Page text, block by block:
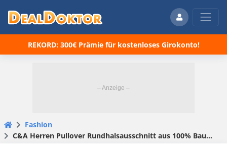
REKORD: 300€ Prämie für kostenloses Girokonto!
Fashion
C&A Herren Pullover Rundhalsausschnitt aus 100% Baumwolle für 10,40€ – in beige oder schwarz